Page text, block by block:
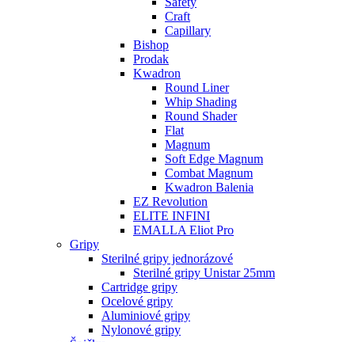
Craft
Capillary
Bishop
Prodak
Kwadron
Round Liner
Whip Shading
Round Shader
Flat
Magnum
Soft Edge Magnum
Combat Magnum
Kwadron Balenia
EZ Revolution
ELITE INFINI
EMALLA Eliot Pro
Gripy
Sterilné gripy jednorázové
Sterilné gripy Unistar 25mm
Cartridge gripy
Ocelové gripy
Aluminiové gripy
Nylonové gripy